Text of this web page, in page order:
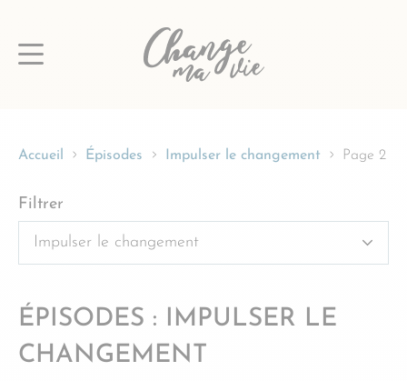
au
Accueil Épisodes Impulser le changement Page 2
Filtrer
ÉPISODES : IMPULSER LE
CHANGEMENT